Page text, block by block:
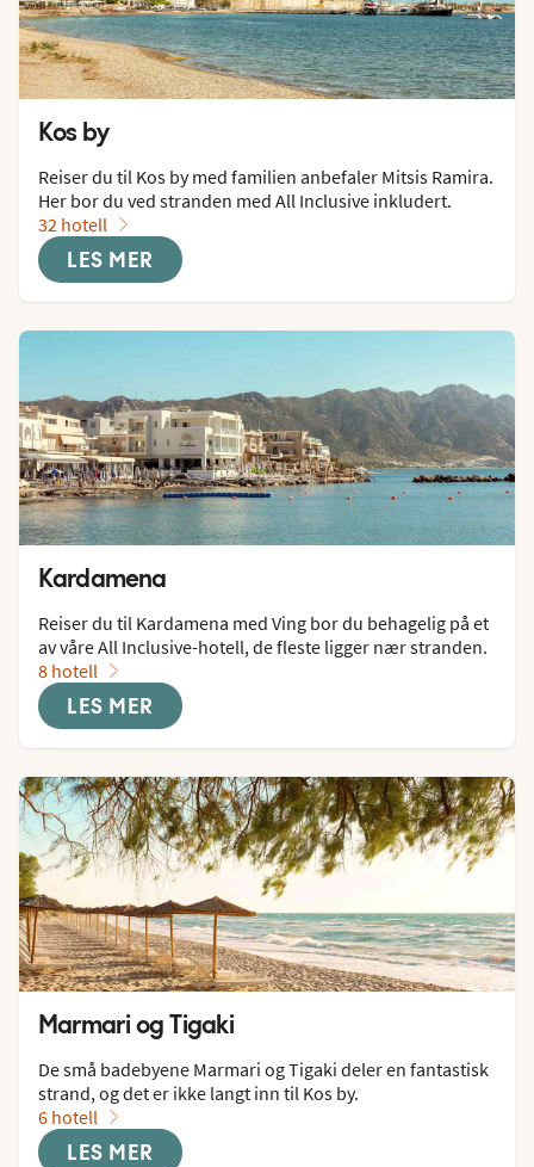
Kos by
Reiser du til Kos by med familien anbefaler Mitsis Ramira.
Her bor du ved stranden med All Inclusive inkludert.
32 hotell
LES MER
Kardamena
Reiser du til Kardamena med Ving bor du behagelig på et
av våre All Inclusive-hotell, de fleste ligger nær stranden.
8 hotell
LES MER
Marmari og Tigaki
De små badebyene Marmari og Tigaki deler en fantastisk
strand, og det er ikke langt inn til Kos by.
6 hotell
LES MER